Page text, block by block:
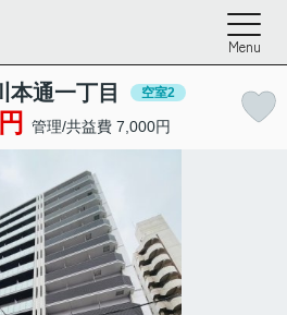
Menu
本通一丁目 空室2
管理/共益費 7,000円